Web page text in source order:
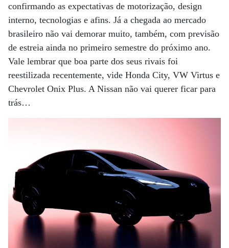
confirmando as expectativas de motorização, design
interno, tecnologias e afins. Já a chegada ao mercado
brasileiro não vai demorar muito, também, com previsão
de estreia ainda no primeiro semestre do próximo ano.
Vale lembrar que boa parte dos seus rivais foi
reestilizada recentemente, vide Honda City, VW Virtus e
Chevrolet Onix Plus. A Nissan não vai querer ficar para
trás…